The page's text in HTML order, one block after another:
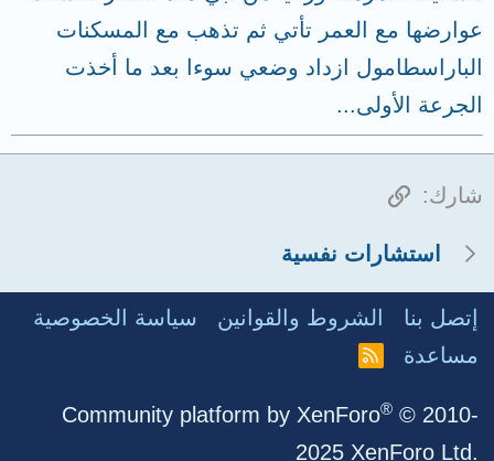
عوارضها مع العمر تأتي ثم تذهب مع المسكنات
الباراسطامول ازداد وضعي سوءا بعد ما أخذت
الجرعة الأولى...
شارك: الرابط
استشارات نفسية
إتصل بنا الشروط والقوانين
سياسة الخصوصية
مساعدة
R
Community platform by XenForo® © 2010-
2025 XenForo Ltd.